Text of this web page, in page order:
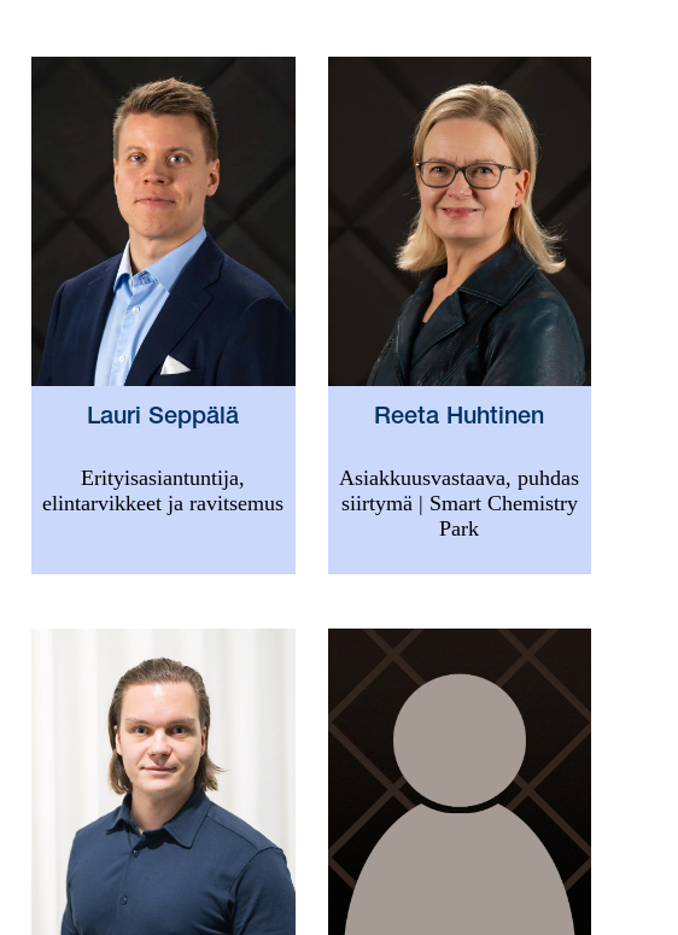
Lauri Seppälä
Erityisasiantuntija,
elintarvikkeet ja ravitsemus
Reeta Huhtinen
Asiakkuusvastaava, puhdas
siirtymä | Smart Chemistry
Park